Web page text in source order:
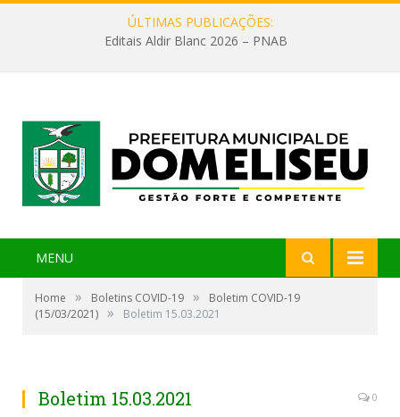
ÚLTIMAS PUBLICAÇÕES:
Editais Aldir Blanc 2026 – PNAB
MENU
Home » Boletins COVID-19 »
Boletim COVID-19
(15/03/2021) » Boletim 15.03.2021
Boletim 15.03.2021 0